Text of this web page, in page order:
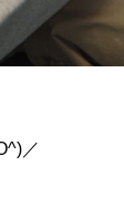
／